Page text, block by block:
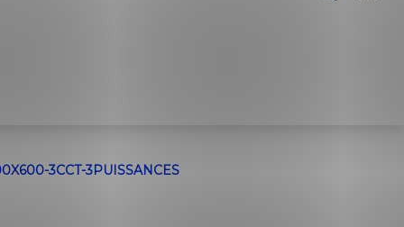
3CCT-3PUISSANCES